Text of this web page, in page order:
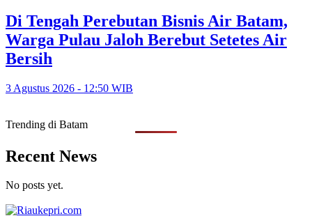
Di Tengah Perebutan Bisnis Air Batam,
Warga Pulau Jaloh Berebut Setetes Air
Bersih
3 Agustus 2026 - 12:50 WIB
Trending di Batam
Recent News
No posts yet.